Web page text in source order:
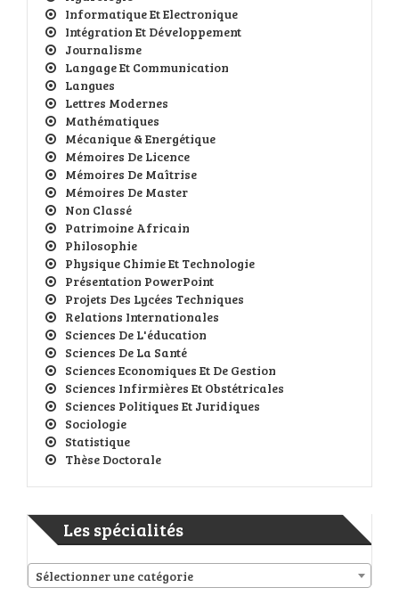
Informatique Et Electronique
Intégration Et Développement
Journalisme
Langage Et Communication
Langues
Lettres Modernes
Mathématiques
Mécanique & Energétique
Mémoires De Licence
Mémoires De Maîtrise
Mémoires De Master
Non Classé
Patrimoine Africain
Philosophie
Physique Chimie Et Technologie
Présentation PowerPoint
Projets Des Lycées Techniques
Relations Internationales
Sciences De L'éducation
Sciences De La Santé
Sciences Economiques Et De Gestion
Sciences Infirmières Et Obstétricales
Sciences Politiques Et Juridiques
Sociologie
Statistique
Thèse Doctorale
Les spécialités
Sélectionner une catégorie